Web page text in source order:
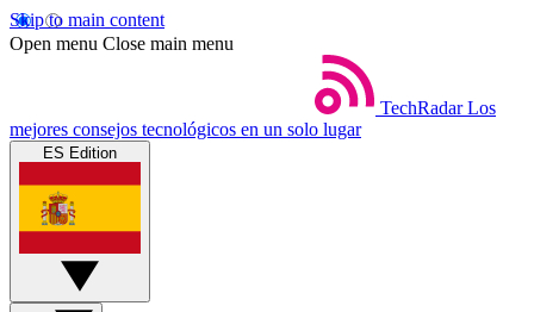
Skip to main content
Open menu Close main menu
TechRadar Los
mejores consejos tecnológicos en un solo lugar
ES Edition